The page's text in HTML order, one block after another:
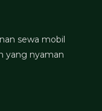
sewa mobil
yang nyaman